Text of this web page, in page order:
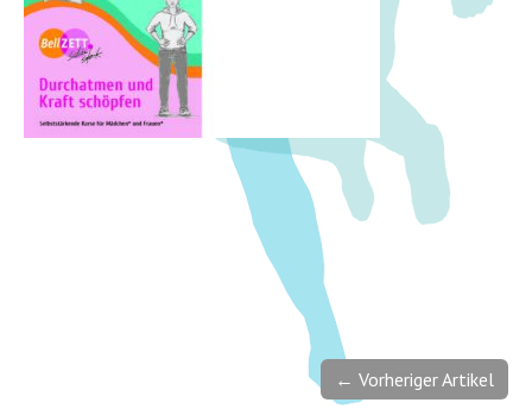
← Vorheriger Artikel